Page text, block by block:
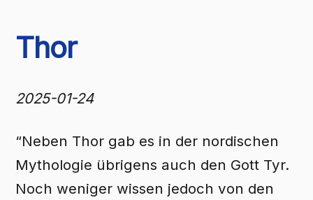
Thor
2025-01-24
“Neben Thor gab es in der nordischen
Mythologie übrigens auch den Gott Tyr.
Noch weniger wissen jedoch von den